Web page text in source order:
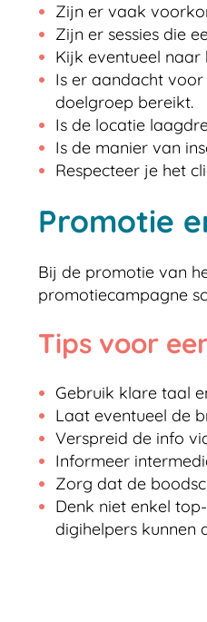
Zijn er vaak
Zijn er sessies die
Kijk eventueel
Is er aandacht
doelgroep bereikt.
Is de locatie
Is de manier van
Respecteer je het
Promotie
Bij de promotie van
promotiecampagne
Tips voor
Gebruik klare taal
Laat eventueel de
Verspreid de info
Informeer
Zorg dat de
Denk niet enkel
digihelpers kunnen